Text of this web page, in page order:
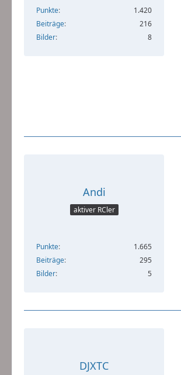
Punkte
1.420
Beiträge
216
Bilder
8
Andi
aktiver RCler
Punkte
1.665
Beiträge
295
Bilder
5
DJXTC